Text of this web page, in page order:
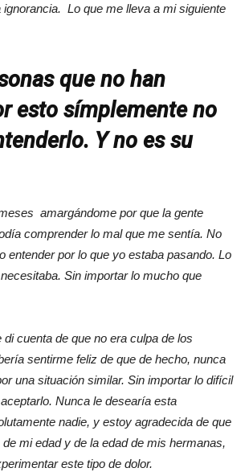
Lo que me lleva a mi siguiente
que no han
esto símplemente no
Y no es su
amargándome por que la gente
comprender lo mal que me sentía. No
entender por lo que yo estaba pasando. Lo
Sin importar lo mucho que
cuenta de que no era culpa de los
sentirme feliz de que de hecho, nunca
una situación similar. Sin importar lo difícil
Nunca le desearía esta
nadie, y estoy agradecida de que
mi edad y de la edad de mis hermanas,
este tipo de dolor.